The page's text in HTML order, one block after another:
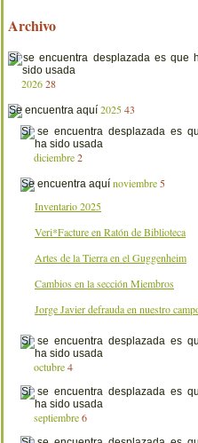
Archivo
202628
202543
diciembre 2
noviembre 5
Inventario 2025
Veri*Facture en Ratón de Biblioteca
Artes de la Tierra en el Guggenheim
Cambios en la sección Miembros
Jorge Javier defrauda en nuestro
octubre 4
septiembre 6